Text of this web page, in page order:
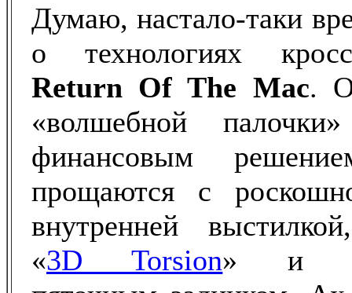
Думаю, настало-таки
о технологиях
Return Of The Mac.
«волшебной
финансовым
прощаются с
внутренней
«3D Torsion» и